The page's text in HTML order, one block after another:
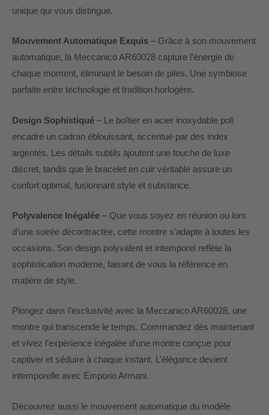
unique qui vous distingue.
Mouvement Automatique Exquis – Grâce à son mouvement
automatique, la Meccanico AR60028 capture l’énergie de
chaque moment, éliminant le besoin de piles. Une symbiose
parfaite entre technologie et tradition horlogère.
Design Sophistiqué – Le boîtier en acier inoxydable poli
encadre un cadran éblouissant, accentué par des index
argentés. Les détails subtils ajoutent une touche de luxe
discret, tandis que le bracelet en cuir véritable assure un
confort optimal, fusionnant style et substance.
Polyvalence Inégalée – Que vous soyez en réunion ou lors
d’une soirée décontractée, cette montre s’adapte à toutes les
occasions. Son design polyvalent et intemporel reflète la
sophistication moderne, faisant de vous la référence en
matière de style.
Plongez dans l’exclusivité avec la Meccanico AR60028, une
montre qui transcende le temps. Commandez dès maintenant
et vivez l’expérience inégalée d’une montre conçue pour
captiver et séduire à chaque instant. L’élégance devient
intemporelle avec Emporio Armani.
Découvrez aussi le mouvement automatique du modèle